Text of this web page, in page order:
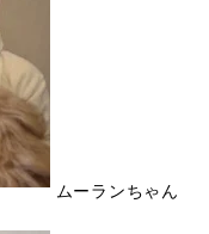
ムーランちゃん